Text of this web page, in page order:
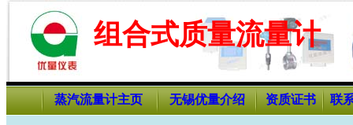
组合式质量流量计
蒸汽流量计主页 无锡优量介绍 资质证书 联